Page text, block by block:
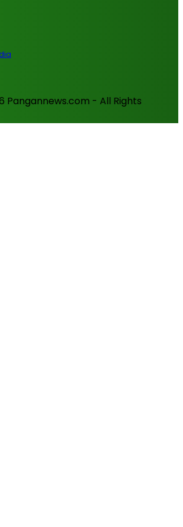
Pangannews.com - All Rights